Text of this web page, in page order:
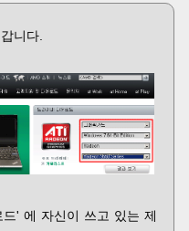
니다.
' 에 자신이 쓰고 있는 제